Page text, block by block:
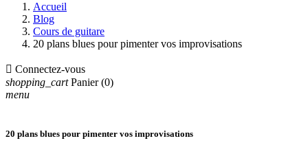
Accueil
Blog
Cours de guitare
20 plans blues pour pimenter vos improvisations
 Connectez-vous
shopping_cart Panier (0)
menu
20 plans blues pour pimenter vos improvisations